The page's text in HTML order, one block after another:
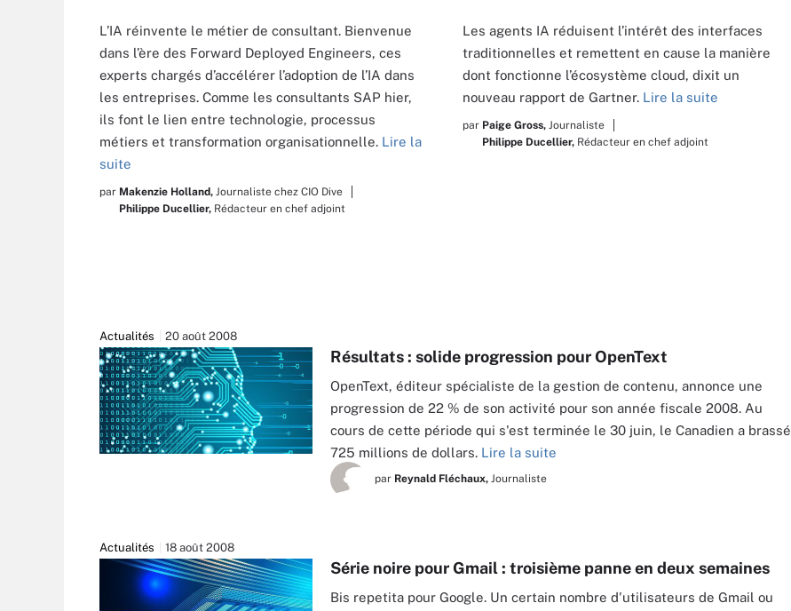
L’IA réinvente le métier de consultant. Bienvenue
dans l’ère des Forward Deployed Engineers, ces
experts chargés d’accélérer l’adoption de l’IA dans
les entreprises. Comme les consultants SAP hier,
ils font le lien entre technologie, processus
métiers et transformation organisationnelle. Lire la
suite
par Makenzie Holland, Journaliste chez CIO Dive
Philippe Ducellier, Rédacteur en chef adjoint
Les agents IA réduisent l’intérêt des interfaces
traditionnelles et remettent en cause la manière
dont fonctionne l’écosystème cloud, dixit un
nouveau rapport de Gartner. Lire la suite
par Paige Gross, Journaliste
Philippe Ducellier, Rédacteur en chef adjoint
Actualités 20 août 2008
Résultats : solide progression pour OpenText
OpenText, éditeur spécialiste de la gestion de contenu, annonce une
progression de 22 % de son activité pour son année fiscale 2008. Au
cours de cette période qui s'est terminée le 30 juin, le Canadien a brassé
725 millions de dollars. Lire la suite
par Reynald Fléchaux, Journaliste
Actualités 18 août 2008
Série noire pour Gmail : troisième panne en deux semaines
Bis repetita pour Google. Un certain nombre d'utilisateurs de Gmail ou